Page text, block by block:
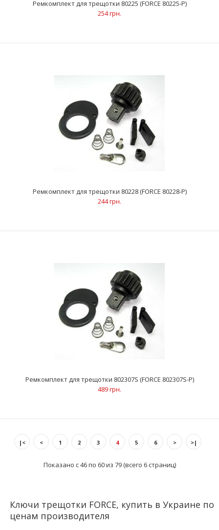
..
Ремкомплект для трещотки 80224 (FORCE 80224-P)
206 грн.
Ремкомплект для трещотки 80225 (FORCE 80225-P)
254 грн.
Ремкомплект для трещотки 80228 (FORCE 80228-P)
244 грн.
Ремкомплект для трещотки 802307S (FORCE 802307S-P)
489 грн.
|< < 1 2 3 4 5 6 > >|
Показано с 46 по 60 из 79 (всего 6 страниц)
Ключи трещотки FORCE, купить в Украине по
ценам производителя